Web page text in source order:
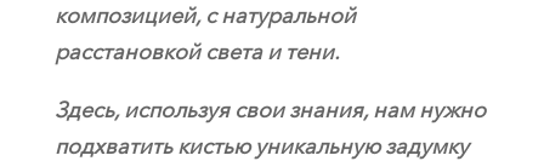
композицией, с натуральной
расстановкой света и тени.
Здесь, используя свои знания, нам нужно
подхватить кистью уникальную задумку